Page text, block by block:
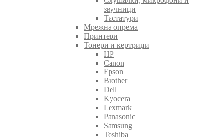
звучници
Тастатури
Мрежна опрема
Принтери
Тонери и кертриџи
HP
Canon
Epson
Brother
Dell
Kyocera
Lexmark
Panasonic
Samsung
Toshiba